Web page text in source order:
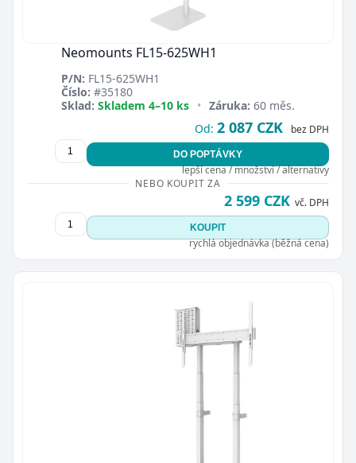
Neomounts FL15-625WH1
P/N: FL15-625WH1
Číslo: #35180
Sklad: Skladem 4–10 ks • Záruka: 60 měs.
Od: 2 087 CZK bez DPH
DO POPTÁVKY
lepší cena / množství / alternativy
NEBO KOUPIT ZA
2 599 CZK vč. DPH
KOUPIT
rychlá objednávka (běžná cena)